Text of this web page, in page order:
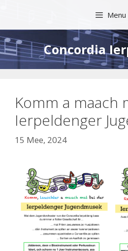
content
Menu
Concordia
Komm a maach
Ierpeldenger
15 Mee, 2024